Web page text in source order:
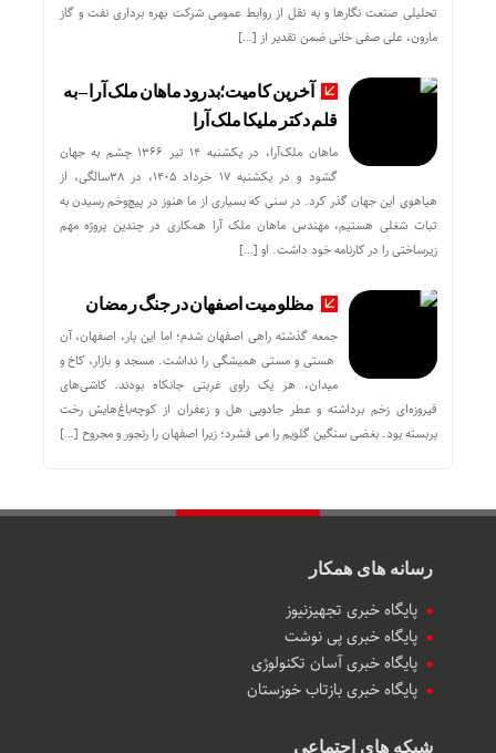
تحلیلی صنعت نگارها و به نقل از روابط عمومی شرکت بهره برداری نفت و گاز
مارون، علی صفی خانی ضمن تقدیر از […]
آخرین کامیت؛بدرود ماهان ملک آرا – به
قلم دکتر ملیکا ملک آرا
ماهان ملک‌آرا، در یکشنبه ۱۴ تیر ۱۳۶۶ چشم به جهان
گشود و در یکشنبه ۱۷ خرداد ۱۴۰۵، در ۳۸سالگی، از
هیاهوی این جهان گذر کرد. در سنی که بسیاری از ما هنوز در پیچ‌وخم رسیدن به
ثبات شغلی هستیم، مهندس ماهان ملک آرا همکاری در چندین پروژه مهم
زیرساختی را در کارنامه خود داشت. او […]
مظلومیت اصفهان در جنگ رمضان
جمعه گذشته راهی اصفهان شدم؛ اما این بار، اصفهان، آن
هستی و مستی همیشگی را نداشت. مسجد و بازار، کاخ و
میدان، هر یک راوی غربتی جانکاه بودند. کاشی‌های
فیروزه‌ای زخم برداشته و عطر جادویی هل و زعفران از کوچه‌باغ‌هایش رخت
بربسته بود. بغضی سنگین گلویم را می فشرد؛ زیرا اصفهان را رنجور و مجروح […]
رسانه های همکار
پایگاه خبری تجهیزنیوز
پایگاه خبری پی نوشت
پایگاه خبری آسان تکنولوژی
پایگاه خبری بازتاب خوزستان
شبکه های اجتماعی